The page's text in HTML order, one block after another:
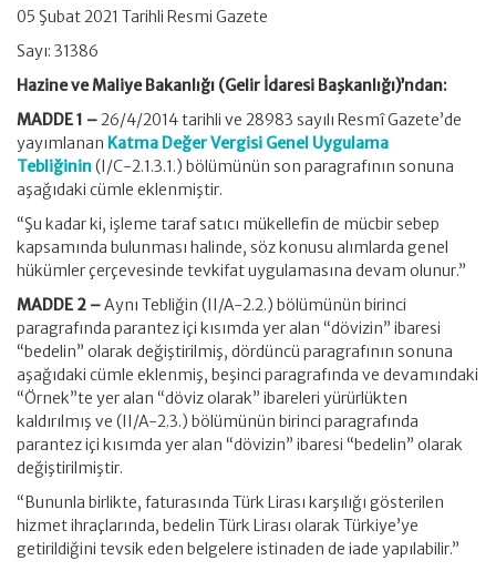
05 Şubat 2021 Tarihli Resmi Gazete
Sayı: 31386
Hazine ve Maliye Bakanlığı (Gelir İdaresi Başkanlığı)’ndan:
MADDE 1 –26/4/2014 tarihli ve 28983 sayılı Resmî Gazete’de
yayımlanan Katma Değer Vergisi Genel Uygulama
Tebliğinin(I/C-2.1.3.1.) bölümünün son paragrafının sonuna
aşağıdaki cümle eklenmiştir.
“Şu kadar ki, işleme taraf satıcı mükellefin de mücbir sebep
kapsamında bulunması halinde, söz konusu alımlarda genel
hükümler çerçevesinde tevkifat uygulamasına devam olunur.”
MADDE 2 –Aynı Tebliğin (II/A-2.2.) bölümünün birinci
paragrafında parantez içi kısımda yer alan “dövizin” ibaresi
“bedelin” olarak değiştirilmiş, dördüncü paragrafının sonuna
aşağıdaki cümle eklenmiş, beşinci paragrafında ve devamındaki
“Örnek”te yer alan “döviz olarak” ibareleri yürürlükten
kaldırılmış ve (II/A-2.3.) bölümünün birinci paragrafında
parantez içi kısımda yer alan “dövizin” ibaresi “bedelin” olarak
değiştirilmiştir.
“Bununla birlikte, faturasında Türk Lirası karşılığı gösterilen
hizmet ihraçlarında, bedelin Türk Lirası olarak Türkiye’ye
getirildiğini tevsik eden belgelere istinaden de iade yapılabilir.”